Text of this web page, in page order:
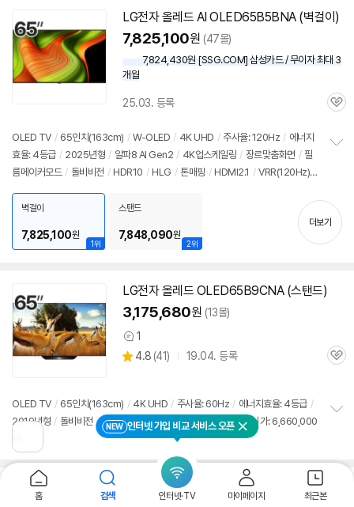
LG전자올레드 AI OLED65B5BNA (벽걸이)
7,825,100원 (47몰)
7,824,430원 [SSG.COM] 삼성카드 / 무이자 최대 3
개월
25.03. 등록
관
OLED TV / 65인치 (163cm) / W-OLED / 4K UHD / 주사율: 120Hz / 에너지
효율: 4등급 / 2025년형 / 알파8 AI Gen2 / 4K업스케일링 / 장르맞춤화면 / 필
름메이커모드 / 돌비비전 / HDR10 / HLG / 톤매핑 / HDMI2.1 / VRR(120Hz)
HDMI(전체): 3개 출시가: 6,660,000원
기
1위
벽걸이
7,825,100원
2위
스탠드
7,848,090원
더보기
LG전자올레드 OLED65B9CNA (스탠드)
3,175,680원 (13몰)
상
품
1
별
4.8 (상
뷰
41) 19.04. 등록
관
OLED TV / 65인치 (163cm) / 4K UHD / 주사율: 60Hz / 에너지효율: 4등급 /
2019년형 / 돌비비전 / HDR10 / HLG / HDMI(전체): 4개 / 출시가: 6,660,000
치
올레드
evo OLED65C4ENA (스탠
전
페
이
지
NEW 인터넷 가입 비교 서비스 오픈 닫기
홈 검색 인터넷·TV 마이페이지 최근본